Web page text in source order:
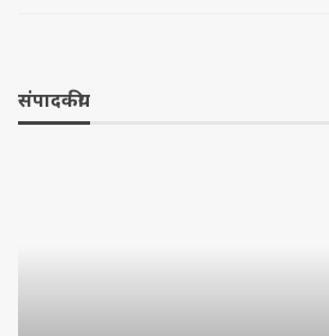
संपादकीय